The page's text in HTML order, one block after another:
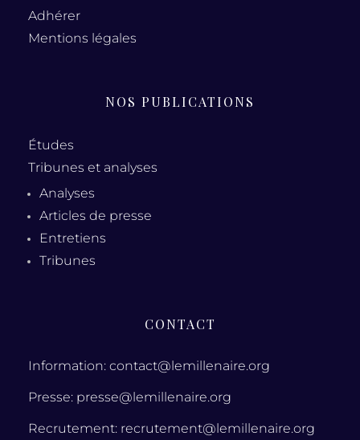
Adhérer
Mentions légales
NOS PUBLICATIONS
Études
Tribunes et analyses
Analyses
Articles de presse
Entretiens
Tribunes
CONTACT
Information: contact@lemillenaire.org
Presse: presse@lemillenaire.org
Recrutement: recrutement@lemillenaire.org